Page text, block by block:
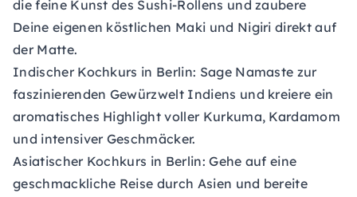
die feine Kunst des Sushi-Rollens und zaubere
Deine eigenen köstlichen Maki und Nigiri direkt auf
der Matte.
Indischer Kochkurs in Berlin: Sage Namaste zur
faszinierenden Gewürzwelt Indiens und kreiere ein
aromatisches Highlight voller Kurkuma, Kardamom
und intensiver Geschmäcker.
Asiatischer Kochkurs in Berlin: Gehe auf eine
geschmackliche Reise durch Asien und bereite